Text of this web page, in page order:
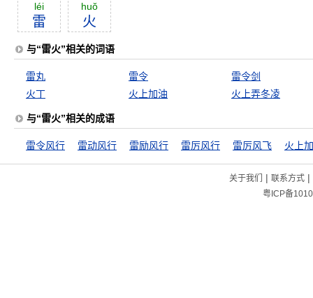
léi
雷
huŏ
火
与“雷火”相关的词语
雷丸 雷令
雷令剑
火丁
火上加油 火上弄冬凌
与“雷火”相关的成语
雷令风行 雷动风行 雷励风行 雷厉风行 雷厉风飞 火上
关于我们 | 联系方式|
粤ICP备